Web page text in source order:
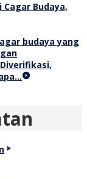
Cagar Budaya,